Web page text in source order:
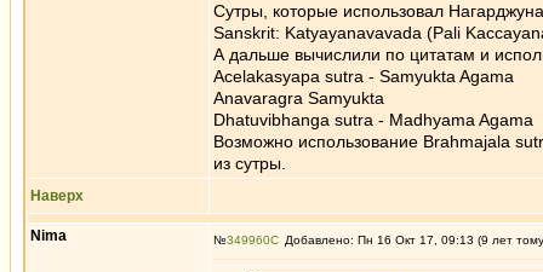
Сутры, которые использовал
Sanskrit: Katyayanavavada (Pali
А дальше вычислили по цитатам и
Acelakasyapa sutra - Samyukta Agama
Anavaragra Samyukta
Dhatuvibhanga sutra - Madhyama Agama
Возможно использование Brahmajala
из сутры.
Наверх
Nima №349960 Добавлено: Пн 16 Окт 17, 09:13 (9 лет